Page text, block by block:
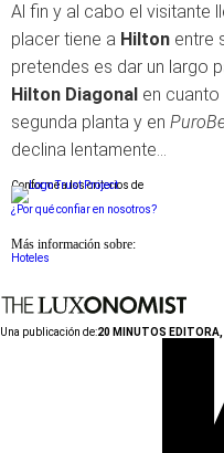
Al fin y al cabo el visitante
placer tiene a Hilton entre
pretendes es dar un largo
Hilton Diagonal en
segunda planta y en
declina lentamente…
Conforme a los criterios de
¿Por qué confiar en nosotros?
Más información sobre:
Hoteles
Una publicación de:20 MINUTOS EDITORA,